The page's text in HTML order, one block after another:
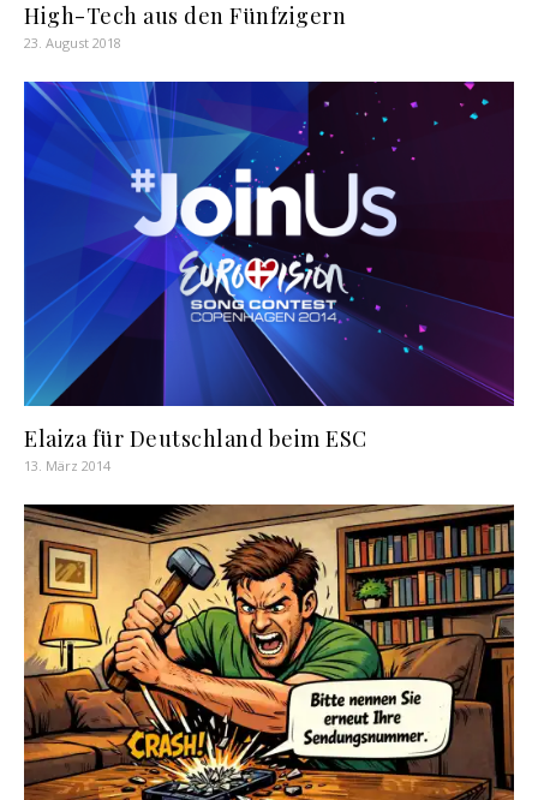
High-Tech aus den Fünfzigern
23. August 2018
Elaiza für Deutschland beim ESC
13. März 2014